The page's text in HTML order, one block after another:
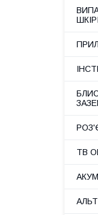
ШКІРІ
ТВ